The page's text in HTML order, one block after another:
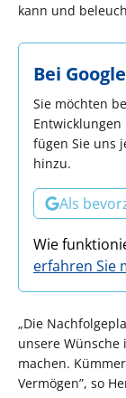
kann und
Bei
Sie möchten
Entwicklungen
fügen Sie uns
hinzu.
Als
Wie
erfahren Sie
„Die
unsere
machen.
Vermögen”, so